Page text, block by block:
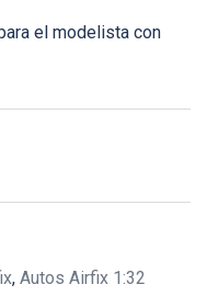
el modelista con
, Autos Airfix 1:32